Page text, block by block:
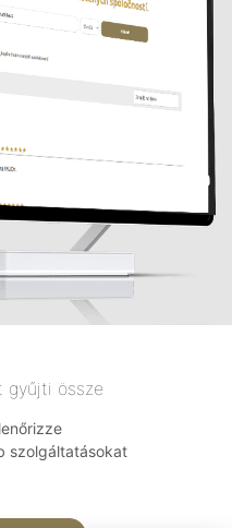
gyűjti össze
szolgáltatásokat